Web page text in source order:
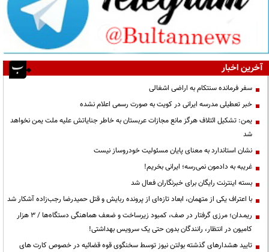
آخرین اخبار
سفر فرمانده سنتکام به اراضی اشغالی
خبر تعطیلی مدرسه ایرانی در کویت به صورت رسمی اعلام نشده
یمن: تشکیل ائتلاف هرگز مانع مجازات عربستان به خاطر جنایاتش علیه ملت یمن نخواهد
شد
نشان استاندارد به معنای پایان مسئولیت خودروساز نیست
غریبه به دادمون نمی‌رسه؛ ایرانی بخریم!
بسته اینترنت رایگان برای خبرنگاران فعال شد
با اعتراف یکی از متهمان، ابعاد تازه‌ای از پرونده ربایش و قتل حمیدرضا رجب‌زاده آشکار شد
ریمـدان؛ مرزی گرفتار در صف، کمبود زیرساخت و ضعف هماهنگی دستگاه‌ها / ۳ هزار
کامیون در انتظار، رانندگان بدون حتی یک سرویس بهداشتی!
تایید هشدارهای گذشته بولتن نیوز توسط سخنگوی قوه قضائیه در خصوص کارت های